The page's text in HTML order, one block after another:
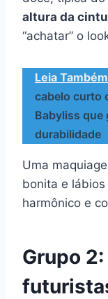
altura da
“achatar” o
Leia
cabelo curto
Babyliss que
durabilidade
Uma
bonita e
harmônico e
Grupo